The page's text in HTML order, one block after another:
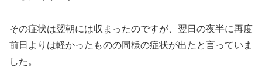
その症状は翌朝には収まったのですが、翌日の夜半に再度
前日よりは軽かったものの同様の症状が出たと言っていま
した。